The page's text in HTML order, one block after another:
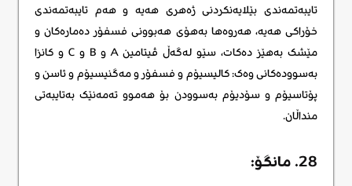
تایبەتمەندی بێلایەنکردنی ژەهری هەیە و هەم تایبەتمەندی
خۆراکی هەیە، هەروەها بەهۆی هەبوونی فسفۆر دەمارەکان و
مێشک بەهێز دەکات، سێو لەگەڵ ڤیتامین A و B و C و کانزا
بەسوودەکانی وەک: کالیسیۆم و فسفۆر و مەگنیسیۆم و ئاسن و
پۆتاسیۆم و سۆدیۆم بەسوودن بۆ هەموو تەمەنێک بەتایبەتی
منداڵان.
28. مانگۆ: